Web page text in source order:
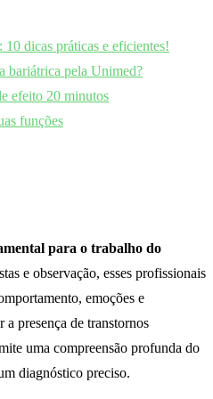
dicas práticas e eficientes!
bariátrica pela Unimed?
efeito 20 minutos
funções
para o trabalho do
e observação, esses profissionais
emoções e
a presença de transtornos
uma compreensão profunda do
diagnóstico preciso.